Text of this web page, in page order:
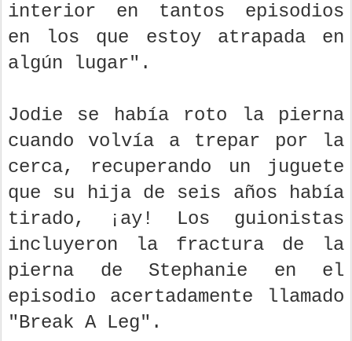
interior en tantos episodios
en los que estoy atrapada en
algún lugar".
Jodie se había roto la pierna
cuando volvía a trepar por la
cerca, recuperando un juguete
que su hija de seis años había
tirado, ¡ay! Los guionistas
incluyeron la fractura de la
pierna de Stephanie en el
episodio acertadamente llamado
"Break A Leg".